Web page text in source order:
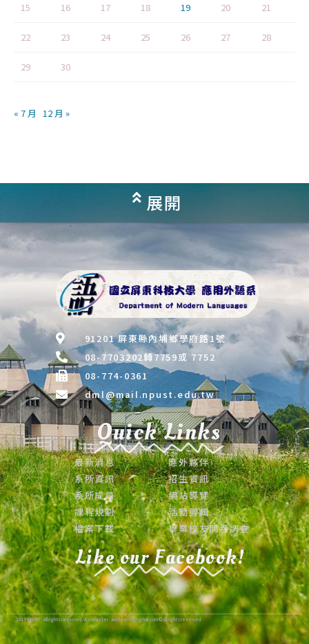
15 16 17 18 19 20 21
22 23 24 25 26 27 28
29 30
« 7 月 12 月 »
展開
91201 屏東縣內埔鄉學府路1號
08-7703202轉7759或 7752
08-774-0361
dml@mail.npust.edu.tw
Quick Links
最新消息
系所資訊
系所成員
課程規劃
檔案下載
應外夥伴
招生資訊
網站導覽
活動剪輯
畢業校友問卷調查
Like our Facebook!
2019 NPUST . All rights reserved. Webmaster : andylee.tw@gmail.com © All rights reserved